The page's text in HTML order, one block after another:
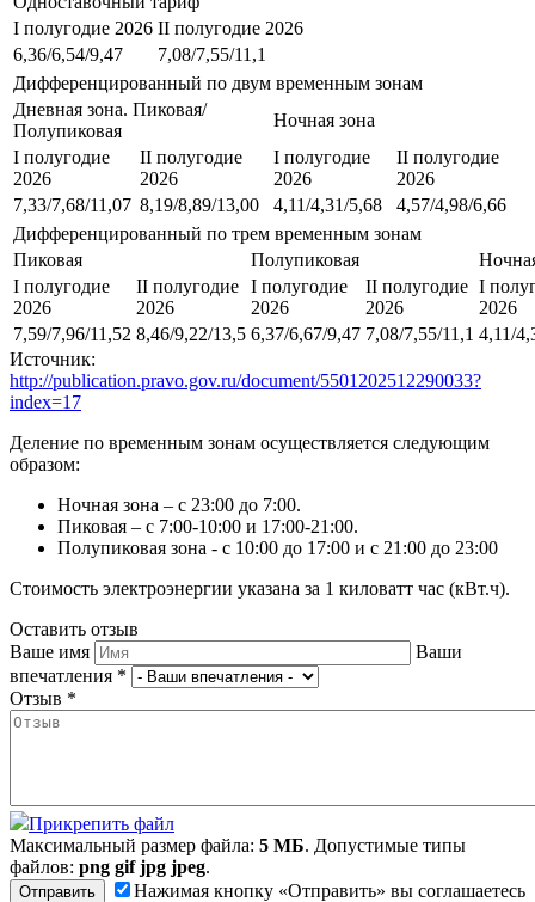
I полугодие 2026 II полугодие 2026
6,36/6,54/9,47
7,08/7,55/11,1
Дифференцированный по двум временным зонам
Дневная зона. Пиковая/
Полупиковая
Ночная зона
I полугодие
2026
II полугодие
2026
I полугодие
2026
II полугодие
2026
7,33/7,68/11,07 8,19/8,89/13,00 4,11/4,31/5,68
4,57/4,98/6,66
Дифференцированный по трем временным зонам
Пиковая
Полупиковая
I полугодие
2026
II полугодие
2026
I полугодие
2026
II полугодие
2026
I
2026
7,59/7,96/11,52 8,46/9,22/13,5 6,37/6,67/9,47 7,08/7,55/11,1 4,11/
Источник:
http://publication.pravo.gov.ru/document/5501202512290033?
index=17
Деление по временным зонам осуществляется следующим
образом:
Ночная зона – с 23:00 до 7:00.
Пиковая – с 7:00-10:00 и 17:00-21:00.
Полупиковая зона - с 10:00 до 17:00 и с 21:00 до 23:00
Стоимость электроэнергии указана за 1 киловатт час (кВт.ч).
Оставить отзыв
Ваше имя
Ваши
впечатления *
Отзыв *
Прикрепить файл
Максимальный размер файла: 5 МБ. Допустимые типы
файлов: png gif jpg jpeg.
Нажимая кнопку «Отправить» вы соглашаетесь